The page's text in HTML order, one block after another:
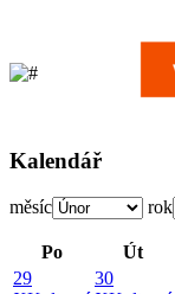
Kalendář
měsíc rok
Po Út
29
30